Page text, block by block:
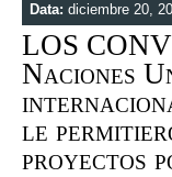
Data: diciembre 20,
LOS
Naciones
le
proyectos